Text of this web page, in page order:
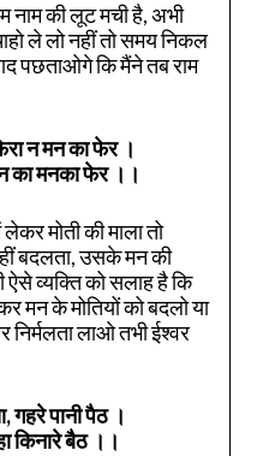
नाम की लूट मची है, अभी
ले लो नहीं तो समय निकल
पछताओगे कि मैंने तब राम
न मन का फेर ।
का मनका फेर ।।
मोती की माला तो
बदलता, उसके मन की
व्यक्ति को सलाह है कि
मन के मोतियों को बदलो या
लाओ तभी ईश्वर
गहरे पानी पैठ ।
किनारे बैठ ।।